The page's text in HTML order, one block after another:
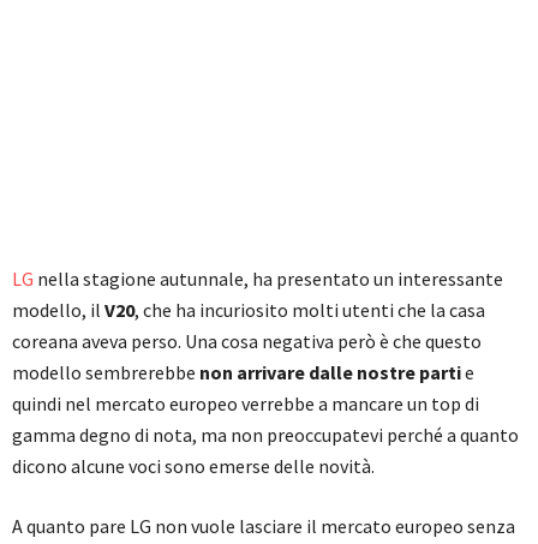
LG nella stagione autunnale, ha presentato un interessante
modello, il V20, che ha incuriosito molti utenti che la casa
coreana aveva perso. Una cosa negativa però è che questo
modello sembrerebbe non arrivare dalle nostre partie
quindi nel mercato europeo verrebbe a mancare un top di
gamma degno di nota, ma non preoccupatevi perché a quanto
dicono alcune voci sono emerse delle novità.
A quanto pare LG non vuole lasciare il mercato europeo senza